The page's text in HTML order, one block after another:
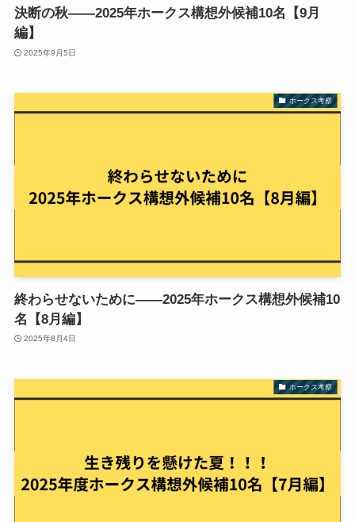
決断の秋——2025年ホークス構想外候補10名【9月
編】
2025年9月5日
ホークス考察
終わらせないために——2025年ホークス構想外候補10
名【8月編】
2025年8月4日
ホークス考察